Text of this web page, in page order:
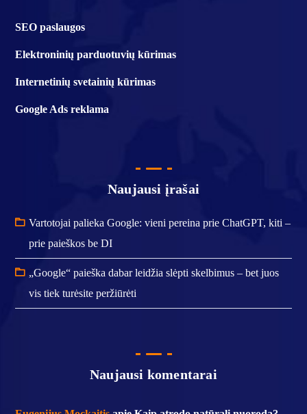
SEO paslaugos
Elektroninių parduotuvių kūrimas
Internetinių svetainių kūrimas
Google Ads reklama
Naujausi įrašai
Vartotojai palieka Google: vieni pereina prie ChatGPT, kiti –
prie paieškos be DI
„Google“ paieška dabar leidžia slėpti skelbimus – bet juos
vis tiek turėsite peržiūrėti
Naujausi komentarai